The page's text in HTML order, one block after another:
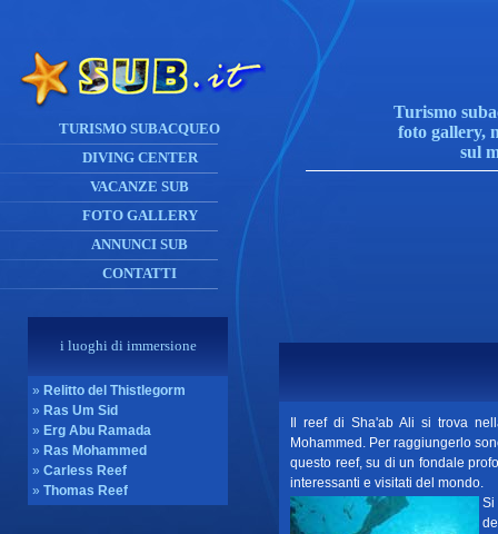
TURISMO SUBACQUEO
DIVING CENTER
VACANZE SUB
FOTO GALLERY
ANNUNCI SUB
CONTATTI
i luoghi di immersione
» Relitto del Thistlegorm
» Ras Um Sid
» Erg Abu Ramada
» Ras Mohammed
» Carless Reef
» Thomas Reef
Turismo
foto gallery,
sul
Il reef di Sha'ab Ali si trova
Mohammed. Per raggiungerlo
questo reef, su di un fondale
interessanti e visitati del mondo.
Si